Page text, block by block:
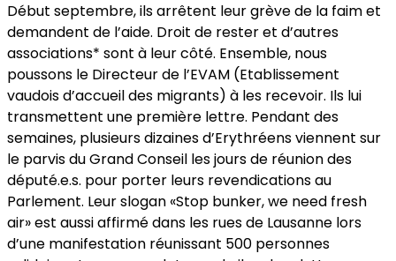
Début septembre, ils arrêtent leur grève de la faim et
demandent de l’aide. Droit de rester et d’autres
associations* sont à leur côté. Ensemble, nous
poussons le Directeur de l’EVAM (Etablissement
vaudois d’accueil des migrants) à les recevoir. Ils lui
transmettent une première lettre. Pendant des
semaines, plusieurs dizaines d’Erythréens viennent sur
le parvis du Grand Conseil les jours de réunion des
député.e.s. pour porter leurs revendications au
Parlement. Leur slogan «Stop bunker, we need fresh
air» est aussi affirmé dans les rues de Lausanne lors
d’une manifestation réunissant 500 personnes